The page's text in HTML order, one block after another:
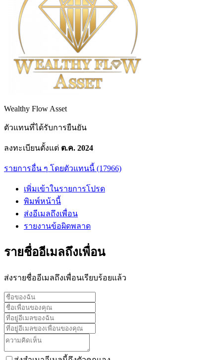
Wealthy Flow Asset
ตัวแทนที่ได้รับการยืนยัน
ลงทะเบียนตั้งแต่ ต.ค. 2024
รายการอื่น ๆ โดยตัวแทนนี้ (17966)
เพิ่มเข้าในรายการโปรด
พิมพ์หน้านี้
ส่งอีเมลถึงเพื่อน
รายงานข้อผิดพลาด
รายชื่ออีเมลถึงเพื่อน
ส่งรายชื่ออีเมลถึงเพื่อนเรียบร้อยแล้ว